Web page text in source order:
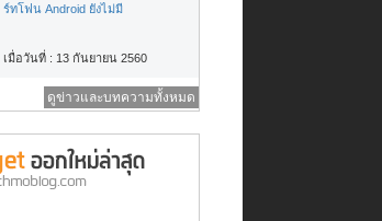
ร์ทโฟน Android ยังไม่มี
เมื่อวันที่ : 13 กันยายน 2560
ดูข่าวและบทความทั้งหมด